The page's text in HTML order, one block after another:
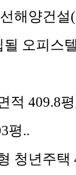
해양건설
될 오피스
적 409.8
평..
형 청년주